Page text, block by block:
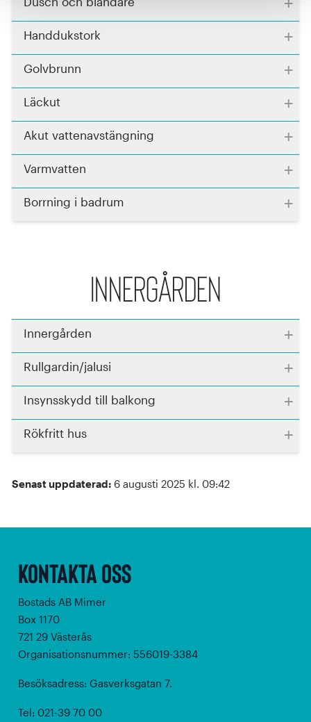
Handdukstork +
Golvbrunn +
Läckut +
Akut vattenavstängning +
Varmvatten +
Borrning i badrum +
Innergården
Innergården +
Rullgardin/jalusi +
Insynsskydd till balkong +
Rökfritt hus +
Senast uppdaterad: 6 augusti 2025 kl. 09:42
Kontakta oss
Bostads AB Mimer
Box 1170
721 29 Västerås
Organisationsnummer: 556019-3384
Besöksadress: Gasverksgatan 7.
Tel: 021-39 70 00